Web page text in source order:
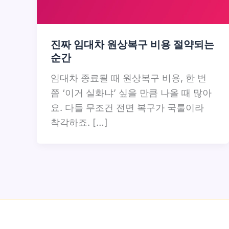
진짜 임대차 원상복구 비용 절약되는
순간
임대차 종료될 때 원상복구 비용, 한 번
쯤 ‘이거 실화냐’ 싶을 만큼 나올 때 많아
요. 다들 무조건 전면 복구가 국룰이라
착각하죠. […]